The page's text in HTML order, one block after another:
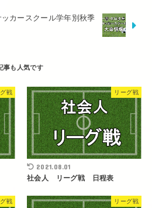
カースクール学年別秋季
戦 リーグ戦
2021.08.01
社会人 リーグ戦 日程表
戦 リーグ戦